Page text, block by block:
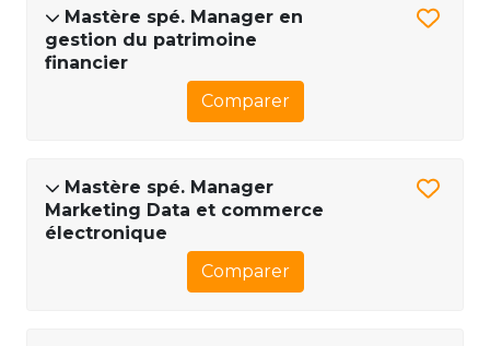
Mastère spé. Manager en
gestion du patrimoine
financier
Comparer
Mastère spé. Manager
Marketing Data et commerce
électronique
Comparer